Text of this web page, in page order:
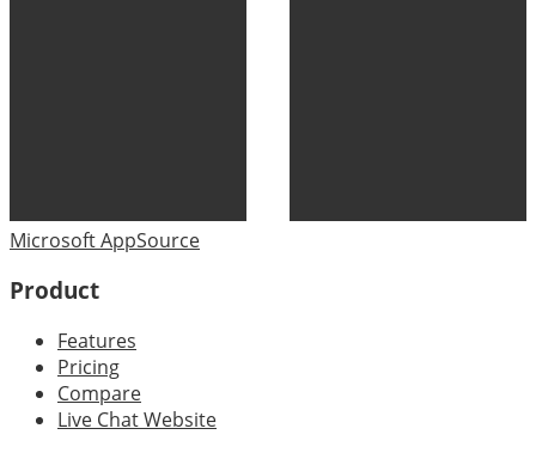
Microsoft AppSource
Product
Features
Pricing
Compare
Live Chat Website